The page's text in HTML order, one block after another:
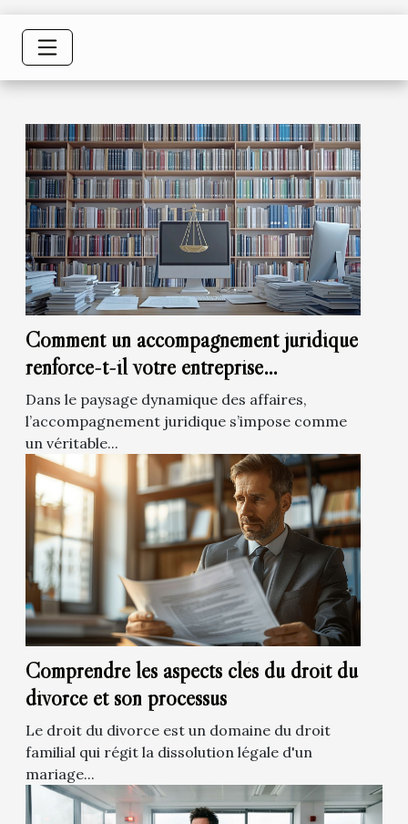
Comment un accompagnement juridique
renforce-t-il votre entreprise
commerciale ?
Dans le paysage dynamique des affaires,
l’accompagnement juridique s’impose comme
un véritable...
Comprendre les aspects clés du droit du
divorce et son processus
Le droit du divorce est un domaine du droit
familial qui régit la dissolution légale d'un
mariage...